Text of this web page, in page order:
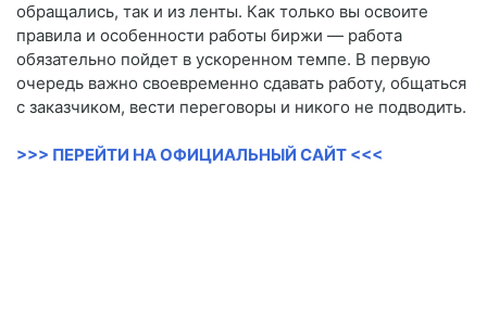
обращались, так и из ленты. Как только вы освоите
правила и особенности работы биржи — работа
обязательно пойдет в ускоренном темпе. В первую
очередь важно своевременно сдавать работу, общаться
с заказчиком, вести переговоры и никого не подводить.
>>> ПЕРЕЙТИ НА ОФИЦИАЛЬНЫЙ САЙТ <<<